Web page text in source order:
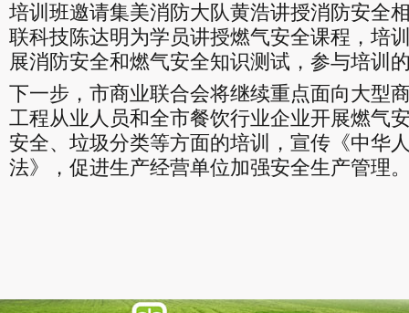
培训班邀请集美消防大队黄浩讲授消防安全
联科技陈达明为学员讲授燃气安全课程，培
展消防安全和燃气安全知识测试，参与培训
下一步，市商业联合会将继续重点面向大型
工程从业人员和全市餐饮行业企业开展燃气
安全、垃圾分类等方面的培训，宣传《中华
法》，促进生产经营单位加强安全生产管理